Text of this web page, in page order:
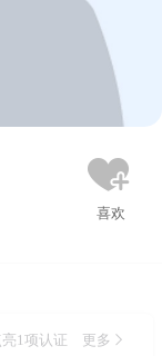
亮1项认证 更多